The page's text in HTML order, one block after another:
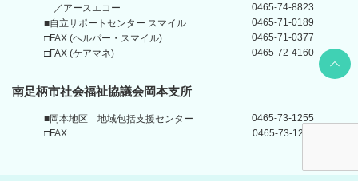
／アースエコー
0465-74-8823
■自立サポートセンター スマイル
0465-71-0189
□FAX (ヘルパー・スマイル)
0465-71-0377
□FAX (ケアマネ)
0465-72-4160
南足柄市社会福祉協議会岡本支所
■岡本地区 地域包括支援センター
0465-73-1255
□FAX
0465-73-1211
Back